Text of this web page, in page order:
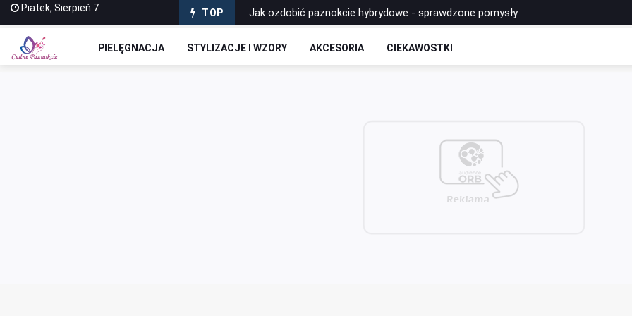
Piatek, Sierpień 7 TOP
Jak ozdobić paznokcie hybrydowe - sprawdzone pomysły
PIELĘGNACJA STYLIZACJE I WZORY AKCESORIA CIEKAWOSTKI